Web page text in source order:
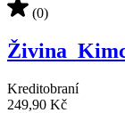
(0)
Kreditobraní
249,90 Kč